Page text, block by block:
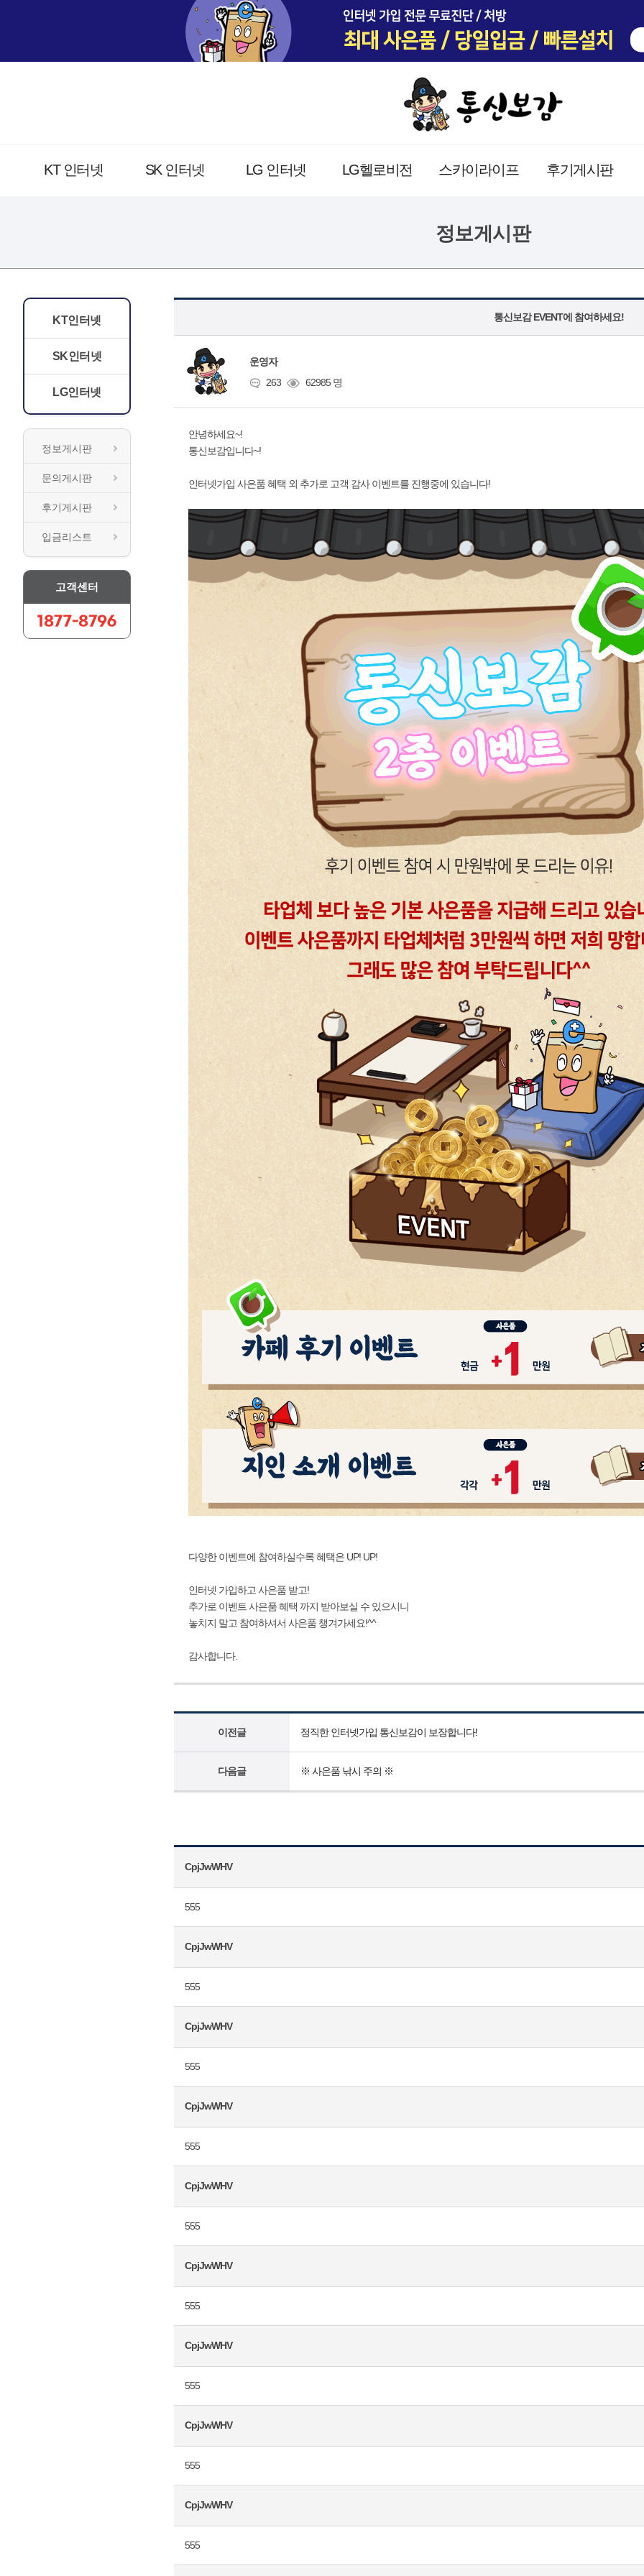
KT 인터넷 SK 인터넷 LG 인터넷 LG헬로비전 스카이라이프 후기게시판
정보게시판
KT인터넷
SK인터넷
LG인터넷
정보게시판
문의게시판
후기게시판
입금리스트
고객센터
통신보감 EVENT에 참여하세요!
운영자
263
62985 명
안녕하세요~!
통신보감입니다~!
인터넷가입 사은품 혜택 외 추가로 고객 감사 이벤트를 진행중에 있습니다!
다양한 이벤트에 참여하실수록 혜택은 UP! UP!
인터넷 가입하고 사은품 받고!
추가로 이벤트 사은품 혜택 까지 받아보실 수 있으시니
놓치지 말고 참여하셔서 사은품 챙겨가세요!^^
감사합니다.
이전글 정직한 인터넷가입 통신보감이 보장합니다!
다음글 ※ 사은품 낚시 주의 ※
CpjJwWHV
555
CpjJwWHV
555
CpjJwWHV
555
CpjJwWHV
555
CpjJwWHV
555
CpjJwWHV
555
CpjJwWHV
555
CpjJwWHV
555
CpjJwWHV
555